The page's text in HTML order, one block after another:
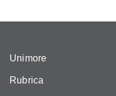
Unimore
Rubrica